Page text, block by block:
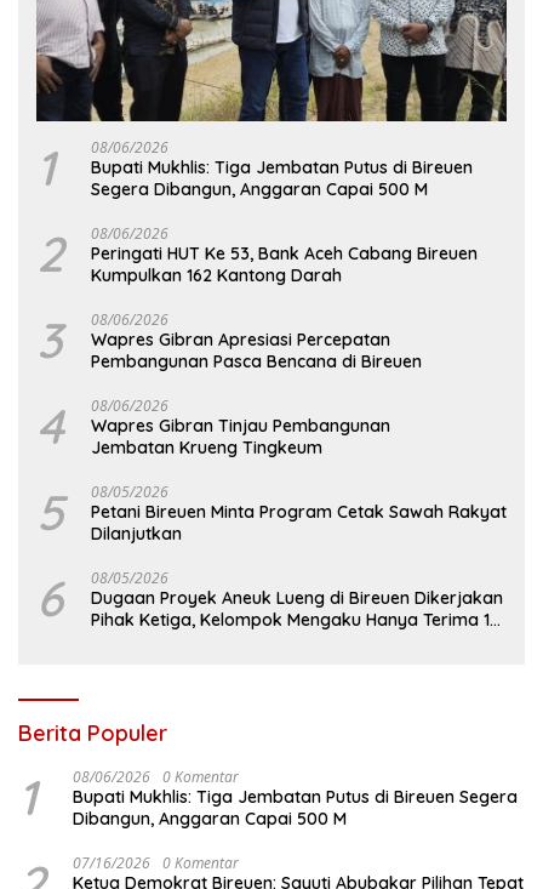
1 08/06/2026
Bupati Mukhlis: Tiga Jembatan Putus di Bireuen
Segera Dibangun, Anggaran Capai 500 M
2 08/06/2026
Peringati HUT Ke 53, Bank Aceh Cabang Bireuen
Kumpulkan 162 Kantong Darah
3 08/06/2026
Wapres Gibran Apresiasi Percepatan
Pembangunan Pasca Bencana di Bireuen
4 08/06/2026
Wapres Gibran Tinjau Pembangunan
Jembatan Krueng Tingkeum
5 08/05/2026
Petani Bireuen Minta Program Cetak Sawah Rakyat
Dilanjutkan
6 08/05/2026
Dugaan Proyek Aneuk Lueng di Bireuen Dikerjakan
Pihak Ketiga, Kelompok Mengaku Hanya Terima 10
Berita Populer
1 08/06/2026 0 Komentar
Bupati Mukhlis: Tiga Jembatan Putus di Bireuen Segera
Dibangun, Anggaran Capai 500 M
07/16/2026 0 Komentar
Ketua Demokrat Bireuen: Sayuti Abubakar Pilihan Tepat